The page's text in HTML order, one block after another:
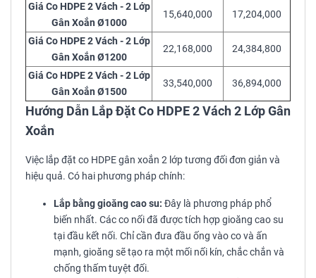
Giá Co HDPE 2 Vách - 2 Lớp
Gân Xoắn Ø1000
15,640,000 17,204,000
Giá Co HDPE 2 Vách - 2 Lớp
Gân Xoắn Ø1200
22,168,000 24,384,800
Giá Co HDPE 2 Vách - 2 Lớp
Gân Xoắn Ø1500
33,540,000 36,894,000
Hướng Dẫn Lắp Đặt Co HDPE 2 Vách 2 Lớp Gân
Xoắn
Việc lắp đặt co HDPE gân xoắn 2 lớp tương đối đơn giản và
hiệu quả. Có hai phương pháp chính:
Lắp bằng gioăng cao su: Đây là phương pháp phổ
biến nhất. Các co nối đã được tích hợp gioăng cao su
tại đầu kết nối. Chỉ cần đưa đầu ống vào co và ấn
mạnh, gioăng sẽ tạo ra một mối nối kín, chắc chắn và
chống thấm tuyệt đối.